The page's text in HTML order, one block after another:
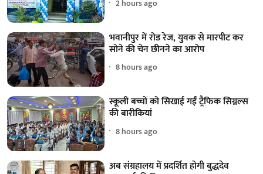
2 hours ago
भवानीपुर में रोड रेज, युवक से मारपीट कर
सोने की चेन छीनने का आरोप
8 hours ago
स्कूली बच्चों को सिखाई गईं ट्रैफिक सिग्नल्स
की बारीकियां
8 hours ago
अब संग्रहालय में प्रदर्शित होगी बुद्धदेव